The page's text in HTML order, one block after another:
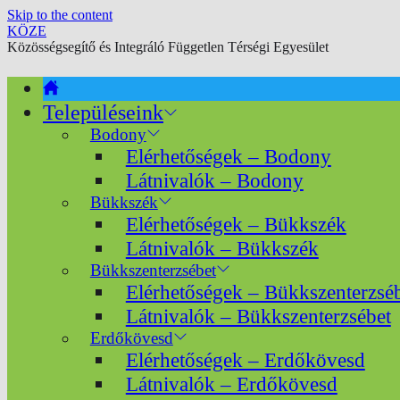
Skip to the content
KÖZE
Közösségsegítő és Integráló Független Térségi Egyesület
Településeink
Bodony
Elérhetőségek – Bodony
Látnivalók – Bodony
Bükkszék
Elérhetőségek – Bükkszék
Látnivalók – Bükkszék
Bükkszenterzsébet
Elérhetőségek –
Látnivalók – Bükkszenterzsébet
Erdőkövesd
Elérhetőségek – Erdőkövesd
Látnivalók – Erdőkövesd